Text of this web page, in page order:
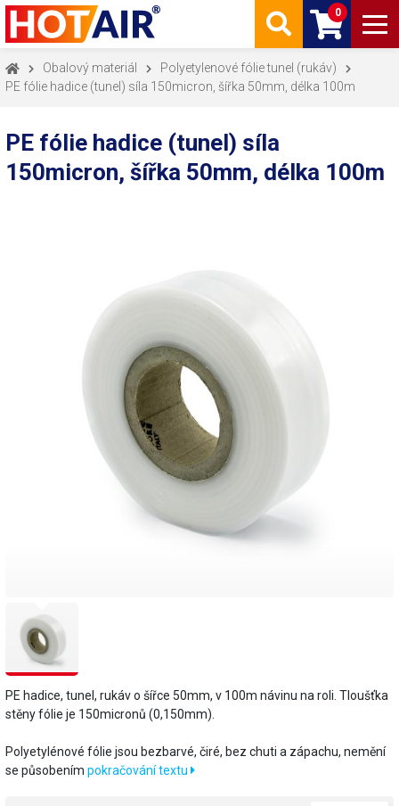
0
Obalový materiál
Polyetylenové fólie tunel (rukáv)
PE fólie hadice (tunel) síla 150micron, šířka 50mm, délka 100m
PE fólie hadice (tunel) síla
150micron, šířka 50mm, délka 100m
PE hadice, tunel, rukáv o šířce 50mm, v 100m návinu na roli. Tloušťka
stěny fólie je 150micronů (0,150mm).
​Polyetylénové fólie jsou bezbarvé, čiré, bez chuti a zápachu, nemění
se působením pokračování textu